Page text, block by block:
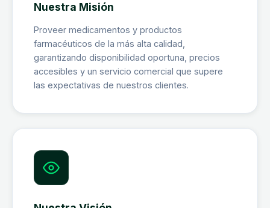
Nuestra Misión
Proveer medicamentos y productos
farmacéuticos de la más alta calidad,
garantizando disponibilidad oportuna, precios
accesibles y un servicio comercial que supere
las expectativas de nuestros clientes.